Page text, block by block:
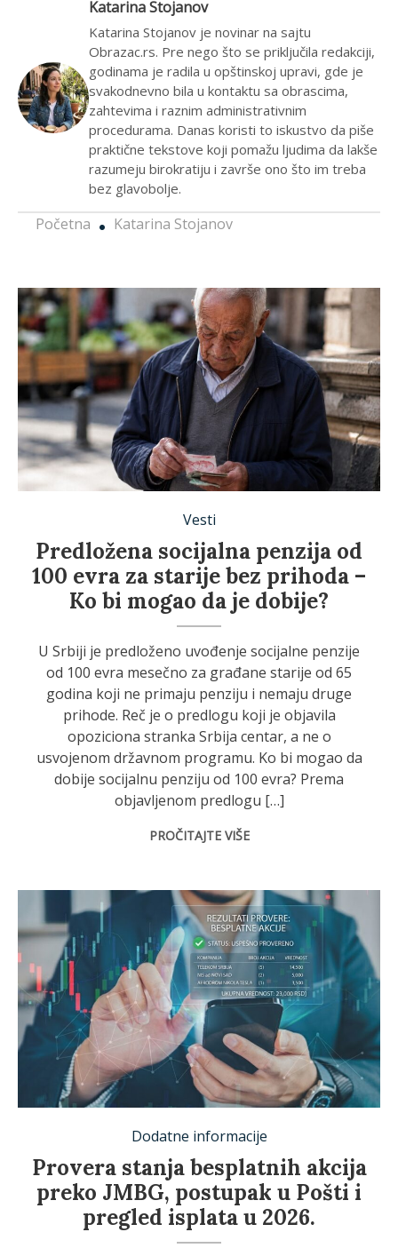
Katarina Stojanov
Katarina Stojanov je novinar na sajtu
Obrazac.rs. Pre nego što se priključila redakciji,
godinama je radila u opštinskoj upravi, gde je
svakodnevno bila u kontaktu sa obrascima,
zahtevima i raznim administrativnim
procedurama. Danas koristi to iskustvo da piše
praktične tekstove koji pomažu ljudima da lakše
razumeju birokratiju i završe ono što im treba
bez glavobolje.
Početna Katarina Stojanov
Vesti
Predložena socijalna penzija od
100 evra za starije bez prihoda –
Ko bi mogao da je dobije?
U Srbiji je predloženo uvođenje socijalne penzije
od 100 evra mesečno za građane starije od 65
godina koji ne primaju penziju i nemaju druge
prihode. Reč je o predlogu koji je objavila
opoziciona stranka Srbija centar, a ne o
usvojenom državnom programu. Ko bi mogao da
dobije socijalnu penziju od 100 evra? Prema
objavljenom predlogu […]
PROČITAJTE VIŠE
Dodatne informacije
Provera stanja besplatnih akcija
preko JMBG, postupak u Pošti i
pregled isplata u 2026.